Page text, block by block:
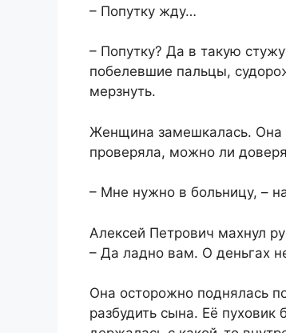
– Попутку жду…
– Попутку? Да в такую
побелевшие пальцы,
мерзнуть.
Женщина замешкалась. Она
проверяла, можно ли
– Мне нужно в больницу, –
Алексей Петрович махнул
– Да ладно вам. О деньгах
Она осторожно поднялась
разбудить сына. Её